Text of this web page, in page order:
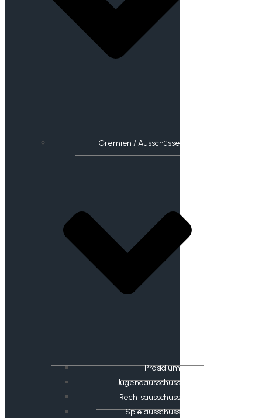
Gremien / Ausschüsse
Präsidium
Jugendausschuss
Rechtsausschuss
Spielausschuss